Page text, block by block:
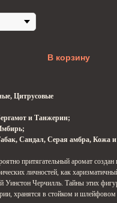
В корзину
Цитрусовые
и Танжерин;
Сандал, Серая амбра, Кожа
притягательный аромат создан
личностей, как
Уинстон Черчилль. Тайны этих
хранятся в стойком и